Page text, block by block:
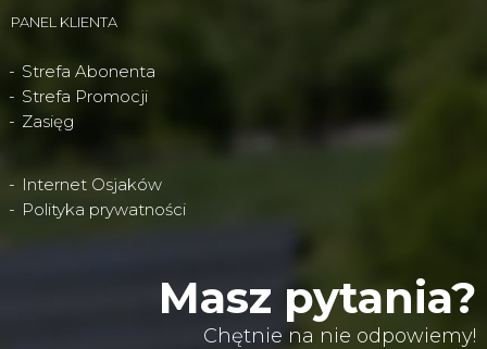
PANEL KLIENTA
Strefa Abonenta
Strefa Promocji
Zasięg
Internet Osjaków
Polityka prywatności
Masz pytania?
Chętnie na nie odpowiemy!